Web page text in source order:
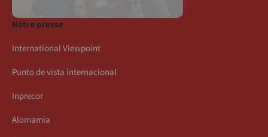
Notre presse
International Viewpoint
Punto de vista internacional
Inprecor
Alomamia